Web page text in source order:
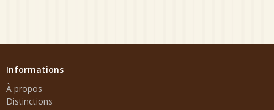
Informations
À propos
Distinctions